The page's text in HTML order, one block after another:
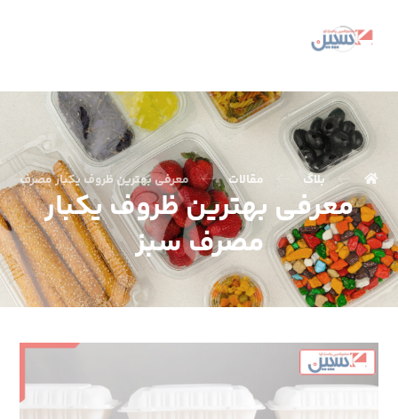
بلاگ مقالات معرفی بهترین ظروف یکبار مصرف
معرفی بهترین ظروف یکبار
مصرف سبز